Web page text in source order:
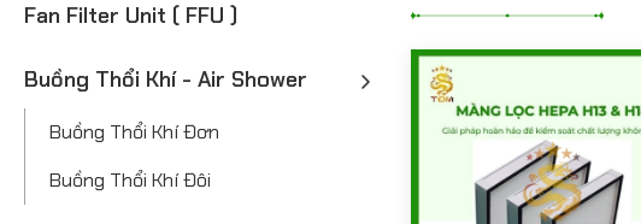
Fan Filter Unit ( FFU )
Buồng Thổi Khí - Air Shower
Buồng Thổi Khí Đơn
Buồng Thổi Khí Đôi